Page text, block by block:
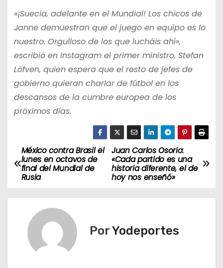
«¡Suecia, adelante en el Mundial! Los chicos de
Janne demuestran que el juego en equipo es lo
nuestro. Orgulloso de los que lucháis ahí»,
escribió en Instagram el primer ministro, Stefan
Löfven, quien espera que el resto de jefes de
gobierno quieran charlar de fútbol en los
descansos de la cumbre europea de los
próximos días.
N
a
v
Juan Carlos Osorio:
«Cada partido es una
historia diferente, el de
hoy nos enseñó»
México contra Brasil el
lunes en octavos de
final del Mundial de
Rusia
PorYodeportes